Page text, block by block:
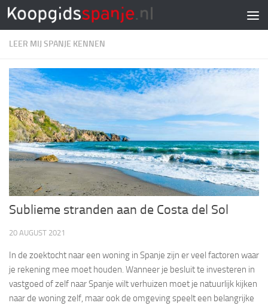
Doorgaan naar inhoud
LEER MIJ SPANJE KENNEN
Sublieme stranden aan de Costa del Sol
20 AUGUST 2021
In de zoektocht naar een woning in Spanje zijn er veel factoren waar
je rekening mee moet houden. Wanneer je besluit te investeren in
vastgoed of zelf naar Spanje wilt verhuizen moet je natuurlijk kijken
naar de woning zelf, maar ook de omgeving speelt een belangrijke